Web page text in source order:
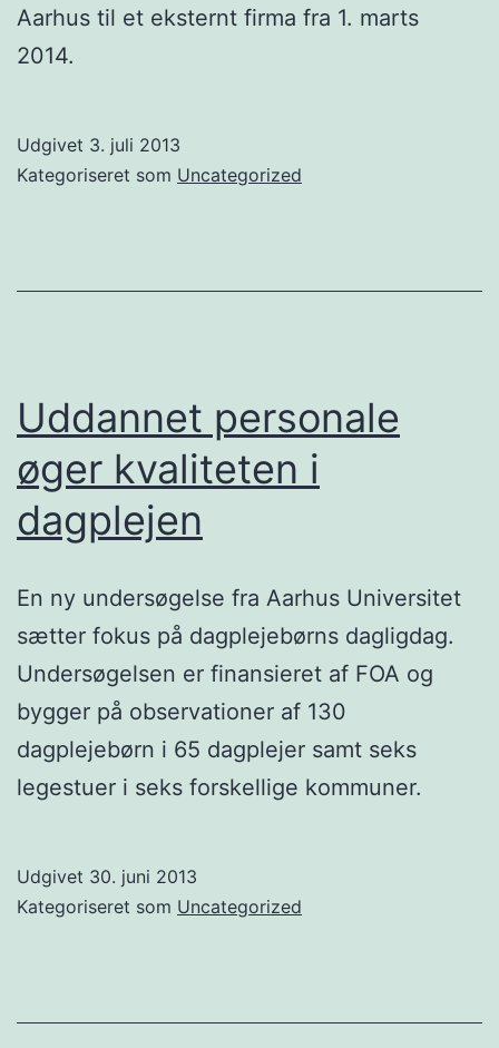
Aarhus til et eksternt firma fra 1. marts
2014.
Udgivet 3. juli 2013
Kategoriseret som Uncategorized
Uddannet personale
øger kvaliteten i
dagplejen
En ny undersøgelse fra Aarhus Universitet
sætter fokus på dagplejebørns dagligdag.
Undersøgelsen er finansieret af FOA og
bygger på observationer af 130
dagplejebørn i 65 dagplejer samt seks
legestuer i seks forskellige kommuner.
Udgivet 30. juni 2013
Kategoriseret som Uncategorized